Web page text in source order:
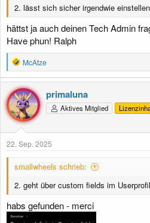
2. lässt sich sicher irgendwie
hättst ja auch deinen Tech Admin
Have phun! Ralph
R
e
a
k
t
i
o
n
n
McAtze
primaluna
Aktives Mitglied
22. Sep. 2025
smallwheels schrieb:
2. geht über custom fields im
habs gefunden - merci